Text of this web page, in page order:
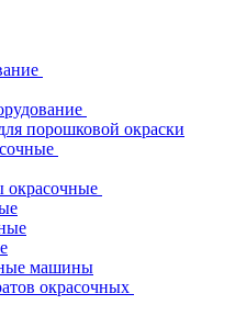
порошковой окраски
окрасочные
машины
окрасочных